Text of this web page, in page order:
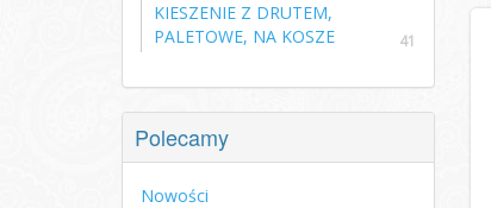
KIESZENIE Z DRUTEM,
PALETOWE, NA KOSZE
41
Polecamy
Nowości